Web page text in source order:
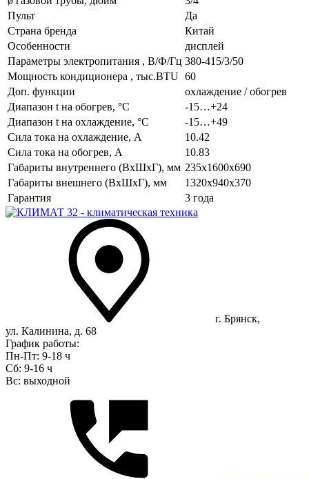
Пульт
Да
Страна бренда
Китай
Особенности
дисплей
Параметры электропитания , В/Ф/Гц 380-415/3/50
Мощность кондиционера , тыс.BTU 60
Доп. функции
охлаждение / обогрев
Диапазон t на обогрев, °С
-15…+24
Диапазон t на охлаждение, °С
-15…+49
Сила тока на охлаждение, А
10.42
Сила тока на обогрев, А
10.83
Габариты внутреннего (ВхШхГ), мм 235x1600x690
Габариты внешнего (ВхШхГ), мм
1320x940x370
Гарантия
3 года
г. Брянск,
ул. Калинина, д. 68
График работы:
Пн-Пт: 9-18 ч
Сб: 9-16 ч
Вс: выходной